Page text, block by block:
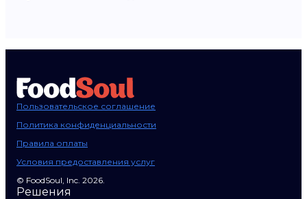
Пользовательское соглашение
Политика конфиденциальности
Правила оплаты
Условия предоставления услуг
© FoodSoul, Inc. 2026.
Решения